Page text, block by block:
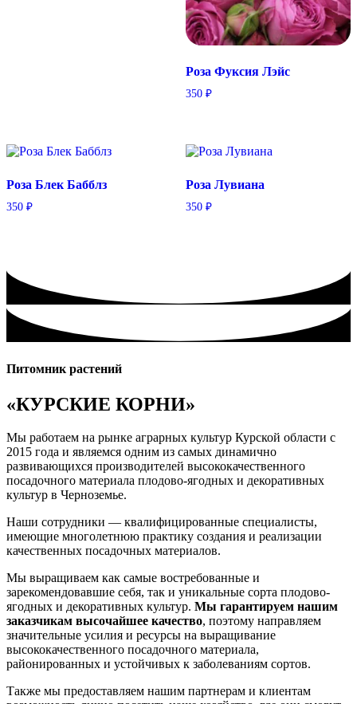
Роза Фуксия Лэйс
350 ₽
Роза Блек Бабблз
350 ₽
Розa Лувиана
350 ₽
Питомник растений
«КУРСКИЕ КОРНИ»
Мы работаем на рынке аграрных культур Курской области с
2015 года и являемся одним из самых динамично
развивающихся производителей высококачественного
посадочного материала плодово-ягодных и декоративных
культур в Черноземье.
Наши сотрудники — квалифицированные специалисты,
имеющие многолетнюю практику создания и реализации
качественных посадочных материалов.
Мы выращиваем как самые востребованные и
зарекомендовавшие себя, так и уникальные сорта плодово-
ягодных и декоративных культур. Мы гарантируем нашим
заказчикам высочайшее качество, поэтому направляем
значительные усилия и ресурсы на выращивание
высококачественного посадочного материала,
районированных и устойчивых к заболеваниям сортов.
Также мы предоставляем нашим партнерам и клиентам